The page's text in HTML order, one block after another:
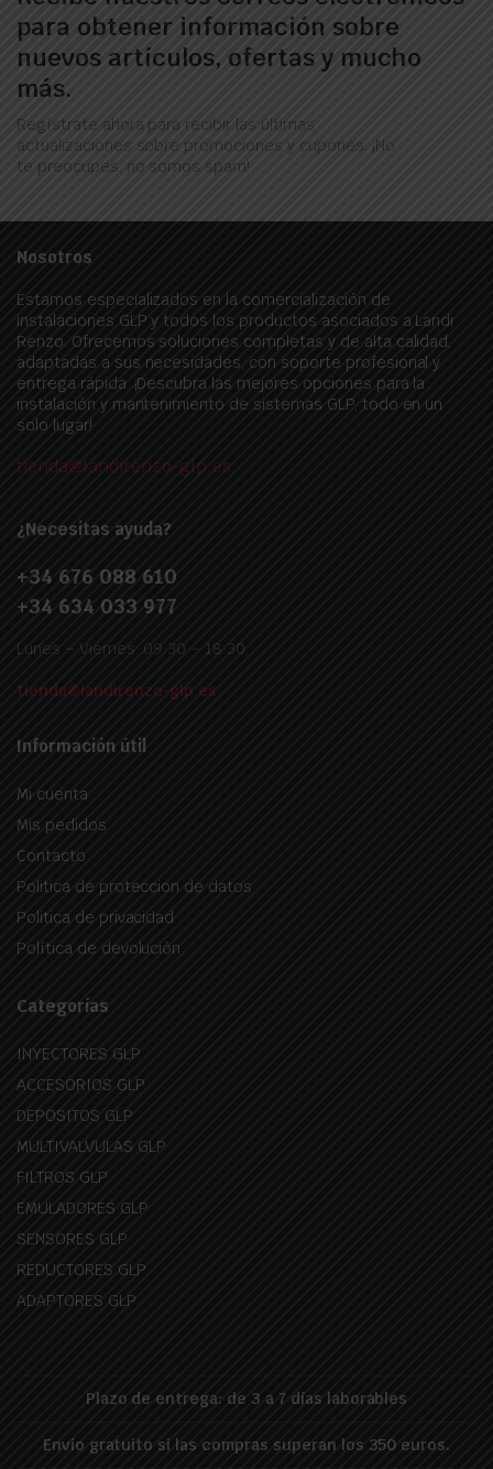
para obtener información sobre
nuevos artículos, ofertas y mucho
más.
Regístrate ahora para recibir las últimas
actualizaciones sobre promociones y cupones. ¡No
te preocupes, no somos spam!
Nosotros
Estamos especializados en la comercialización de
instalaciones GLP y todos los productos asociados a Landi
Renzo. Ofrecemos soluciones completas y de alta calidad,
adaptadas a sus necesidades, con soporte profesional y
entrega rápida. ¡Descubra las mejores opciones para la
instalación y mantenimiento de sistemas GLP, todo en un
solo lugar!
tienda@landirenzo-glp.es
¿Necesitas ayuda?
+34 676 088 610
+34 634 033 977
Lunes – Viernes: 09:30 – 18:30
tienda@landirenzo-glp.es
Información útil
Mi cuenta
Mis pedidos
Contacto
Politica de proteccion de datos
Politica de privacidad
Política de devolución
Categorías
INYECTORES GLP
ACCESORIOS GLP
DEPOSITOS GLP
MULTIVALVULAS GLP
FILTROS GLP
EMULADORES GLP
SENSORES GLP
REDUCTORES GLP
ADAPTORES GLP
Plazo de entrega: de 3 a 7 días laborables
Envío gratuito si las compras superan los 350 euros.